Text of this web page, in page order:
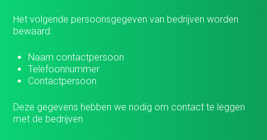
Het volgende persoonsgegeven van bedrijven worden
bewaard:
Naam contactpersoon
Telefoonnummer
Contactpersoon
Deze gegevens hebben we nodig om contact te leggen
met de bedrijven.